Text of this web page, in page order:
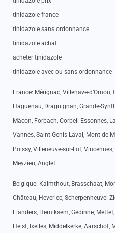
tinidazole france
tinidazole sans ordonnance
tinidazole achat
acheter tinidazole
tinidazole avec ou sans ordonnance
France: Mérignac, Villenave-
Haguenau, Draguignan, Grande-
Mâcon, Forbach, Corbeil-Essonnes,
Vannes, Saint-Genis-Laval, Mont-de-
Poissy, Villeneuve-sur-Lot,
Meyzieu, Anglet.
Belgique: Kalmthout, Brasschaat,
Château, Heverlee, Scherpenheuvel-
Flanders, Hemiksem, Gedinne,
Heist, Ixelles, Middelkerke, Aarschot,